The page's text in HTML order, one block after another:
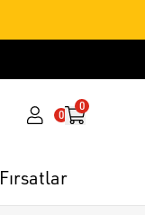
0
0
Fırsatlar